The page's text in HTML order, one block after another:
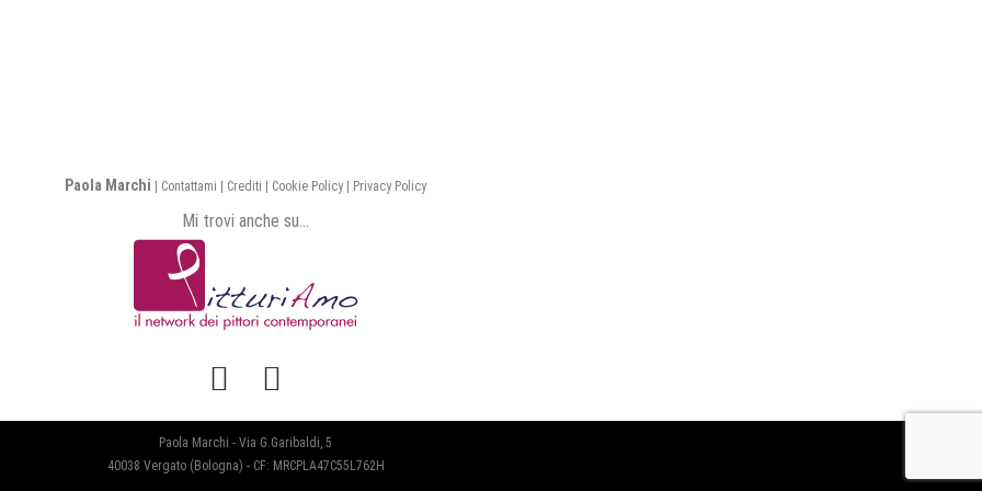
Paola Marchi Contattami Crediti Cookie Policy Privacy Policy
Mi trovi anche su...
Facebook
Paola Marchi - Via G.Garibaldi, 5
40038 Vergato (Bologna) - CF: MRCPLA47C55L762H